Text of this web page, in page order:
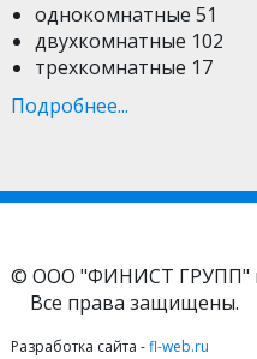
однокомнатные 51
двухкомнатные 102
трехкомнатные 17
Подробнее...
© ООО "ФИНИСТ ГРУПП"
Все права защищены.
Разработка сайта -fl-web.ru